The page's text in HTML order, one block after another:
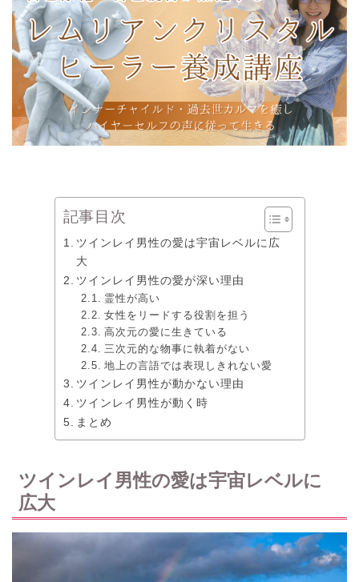
記事目次
ツインレイ男性の愛は宇宙レベルに広
大
ツインレイ男性の愛が深い理由
霊性が高い
女性をリードする役割を担う
高次元の愛に生きている
三次元的な物事に執着がない
地上の言語では表現しきれない愛
ツインレイ男性が動かない理由
ツインレイ男性が動く時
まとめ
ツインレイ男性の愛は宇宙レベルに
広大